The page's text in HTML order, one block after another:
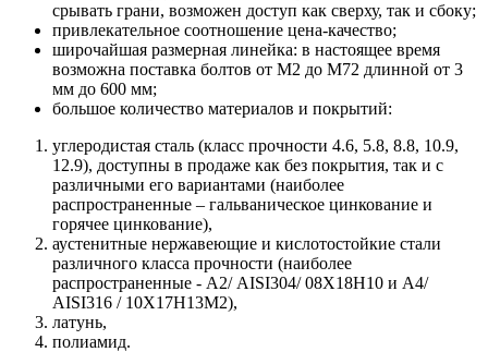
срывать грани, возможен доступ как сверху, так и сбоку;
привлекательное соотношение цена-качество;
широчайшая размерная линейка: в настоящее время
возможна поставка болтов от М2 до М72 длинной от 3
мм до 600 мм;
большое количество материалов и покрытий:
углеродистая сталь (класс прочности 4.6, 5.8, 8.8, 10.9,
12.9), доступны в продаже как без покрытия, так и с
различными его вариантами (наиболее
распространенные – гальваническое цинкование и
горячее цинкование),
аустенитные нержавеющие и кислотостойкие стали
различного класса прочности (наиболее
распространенные - А2/ AISI304/ 08Х18Н10 и A4/
AISI316 / 10Х17H13M2),
латунь,
полиамид.